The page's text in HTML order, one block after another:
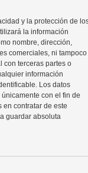
y la protección de
la información
nombre, dirección,
comerciales, ni tampoco
con terceras partes o
información
Los datos
con el fin de
en contratar de este
guardar absoluta